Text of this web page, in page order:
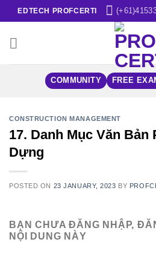
Skip
to
content
EDTECH PROFCERTI
COMMUNITY FREE
CONSTRUCTION MANAGEMENT
17. Danh Mục Văn Bản
Dựng
POSTED ON 23 JANUARY, 2023 BY
BẠN CHƯA ĐĂNG NHẬP,
NỘI DUNG NÀY